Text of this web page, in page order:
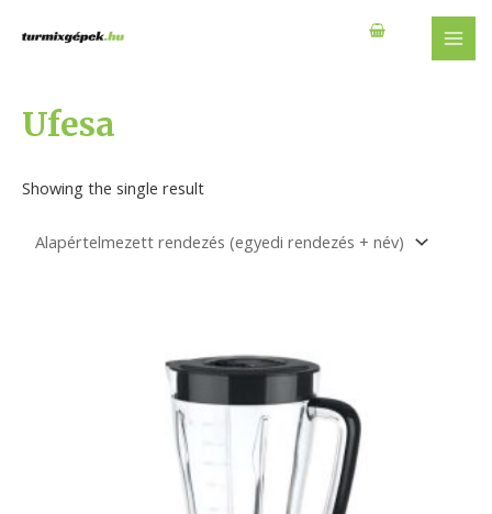
Ufesa
Showing the single result